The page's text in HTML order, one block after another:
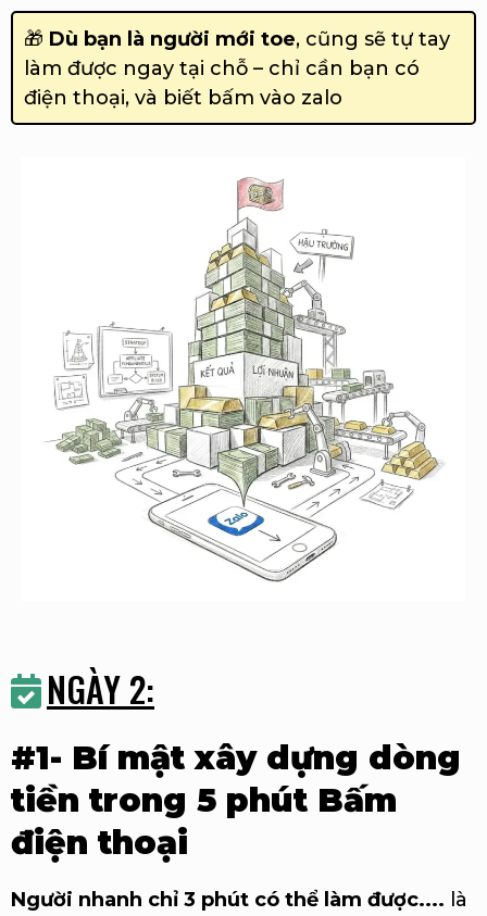
🎁 Dù bạn là người mới toe, cũng sẽ tự tay
làm được ngay tại chỗ – chỉ cần bạn có
điện thoại, và biết bấm vào zalo
NGÀY 2:
#1- Bí mật xây dựng dòng
tiền trong 5 phút Bấm
điện thoại
Người nhanh chỉ 3 phút có thể làm được.... là